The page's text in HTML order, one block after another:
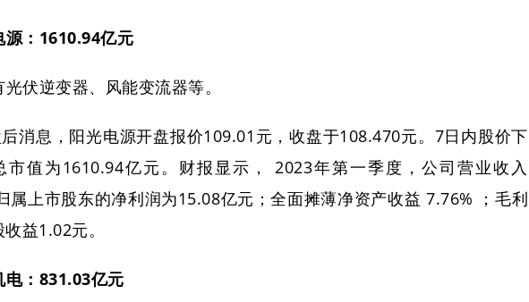
源：1610.94亿元
伏逆变器、风能变流器等。
消息，阳光电源开盘报价109.01元，收盘于108.470元。7日内股价下
市值为1610.94亿元。财报显示， 2023年第一季度，公司营业收入
属上市股东的净利润为15.08亿元；全面摊薄净资产收益 7.76% ；毛利
益1.02元。
电：831.03亿元